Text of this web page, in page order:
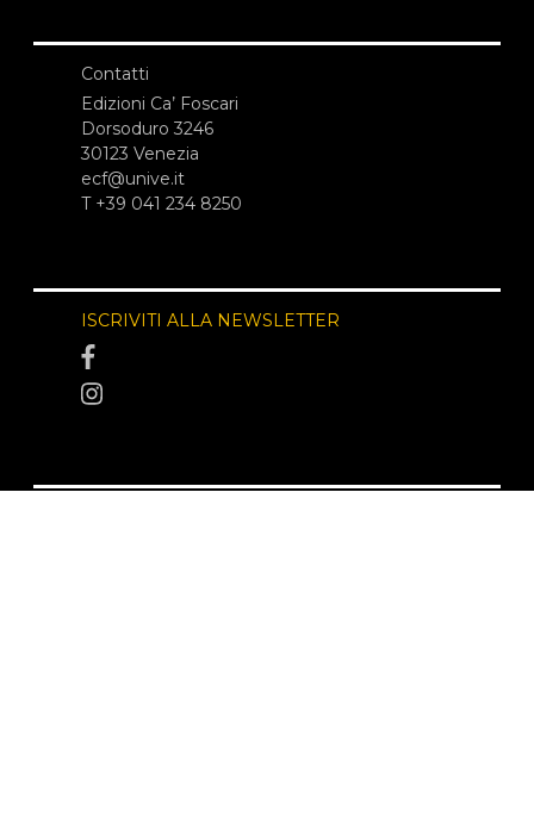
Contatti
Edizioni Ca’ Foscari
Dorsoduro 3246
30123 Venezia
ecf@unive.it
T +39 041 234 8250
ISCRIVITI ALLA NEWSLETTER